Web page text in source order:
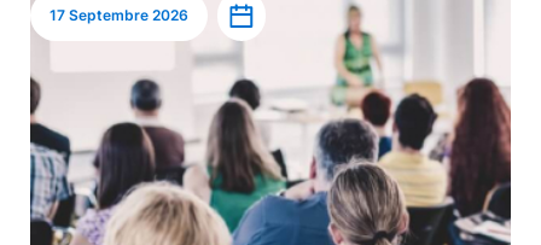
17 Septembre 2026 Ajouter à l’agenda